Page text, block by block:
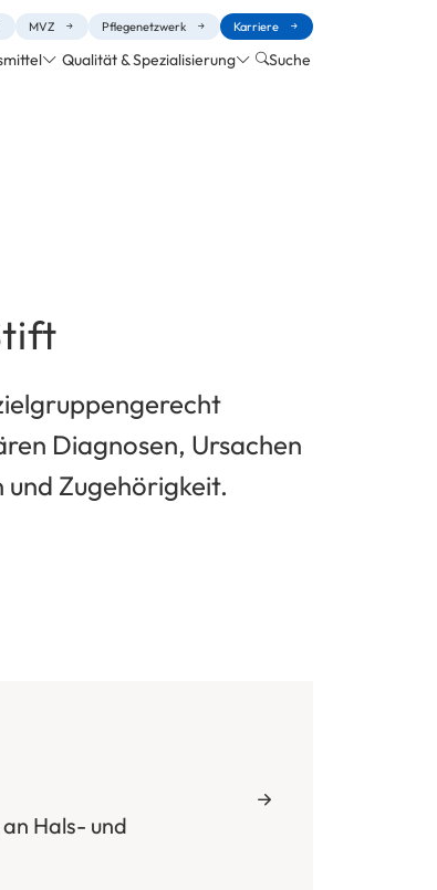
MVZ Pflegenetzwerk Karriere
Qualität & Spezialisierung Suche
Diagnosen, Ursachen
Zugehörigkeit.
Hals- und